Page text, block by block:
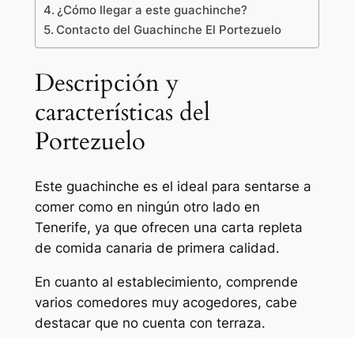
¿Cómo llegar a este guachinche?
Contacto del Guachinche El Portezuelo
Descripción y
características del
Portezuelo
Este guachinche es el ideal para sentarse a
comer como en ningún otro lado en
Tenerife, ya que ofrecen una carta repleta
de comida canaria de primera calidad.
En cuanto al establecimiento, comprende
varios comedores muy acogedores, cabe
destacar que no cuenta con terraza.